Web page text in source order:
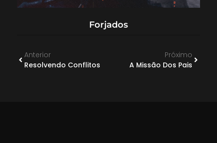
Forjados
Anterior
Resolvendo Conflitos
Próximo
A Missão Dos Pais